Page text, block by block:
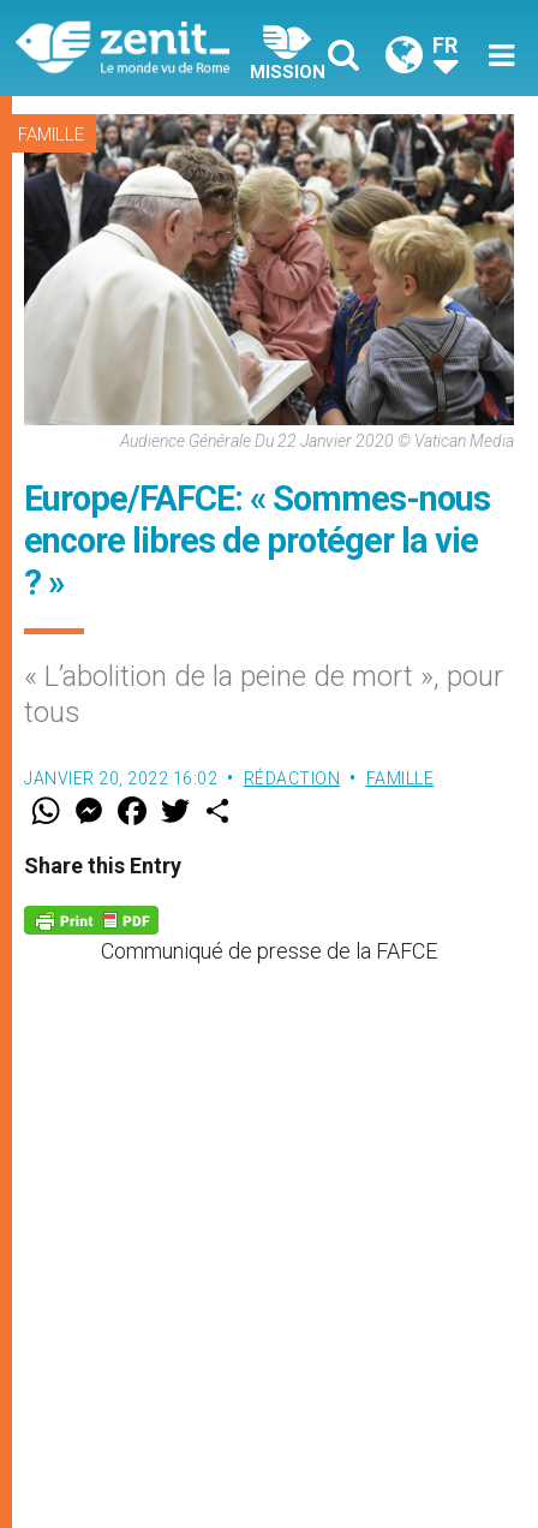
MISSION
FR
FAMILLE
Audience Générale Du 22 Janvier 2020 © Vatican Media
Europe/FAFCE: « Sommes-nous
encore libres de protéger la vie
? »
« L’abolition de la peine de mort », pour
tous
JANVIER 20, 2022 16:02 RÉDACTION FAMILLE
W
t
s
p
p
M
e
s
e
g
e
r
F
a
e
b
o
k
w
Share this Entry
Communiqué de presse de la FAFCE